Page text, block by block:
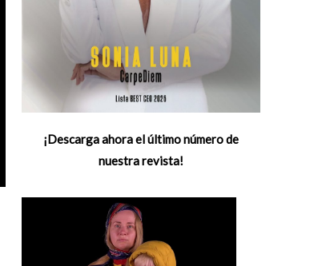
¡Descarga ahora el último número de
nuestra revista!